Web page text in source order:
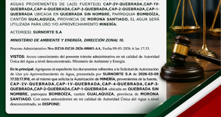
participantes conozcan los atractivos del cantón y se
conviertan en pequeños promotores turísticos.
Por su parte, Silvia Sarango, madre de familia, destacó
que el programa representa una valiosa oportunidad
para que los niños aprendan mientras disfrutan de sus
vacaciones, razón por la que su hija participa por
segundo año consecutivo. De igual manera, Alexandra
Sánchez agradeció por impulsar estos espacios y
manifestó: «Mi hija está súper feliz, mi sobrino